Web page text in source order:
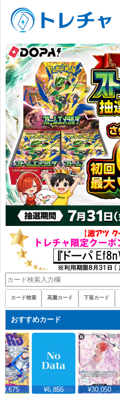
カード検索 高騰カード 下落カード
おすすめカード
¥6,855 ¥30,050